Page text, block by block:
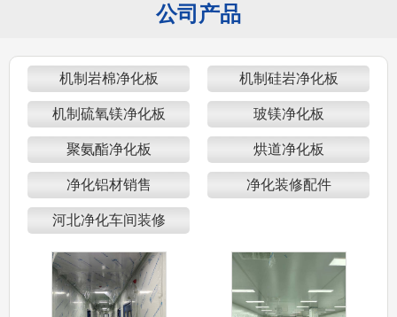
公司产品
机制岩棉净化板 机制硅岩净化板
机制硫氧镁净化板 玻镁净化板
聚氨酯净化板 烘道净化板
净化铝材销售 净化装修配件
河北净化车间装修